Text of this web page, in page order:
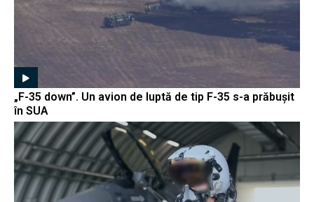
„F-35 down”. Un avion de luptă de tip F-35 s-a prăbușit
în SUA